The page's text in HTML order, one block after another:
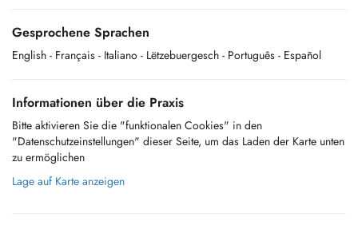
Gesprochene Sprachen
English - Français - Italiano - Lëtzebuergesch - Português - Español
Informationen über die Praxis
Bitte aktivieren Sie die "funktionalen Cookies" in den
"Datenschutzeinstellungen" dieser Seite, um das Laden der Karte unten
zu ermöglichen
Lage auf Karte anzeigen